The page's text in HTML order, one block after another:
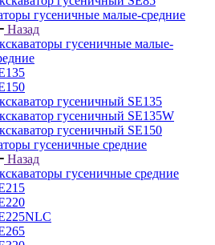
гусеничные малые-средние
Назад
гусеничные малые-
гусеничный SE135
гусеничный SE135W
гусеничный SE150
гусеничные средние
Назад
гусеничные средние